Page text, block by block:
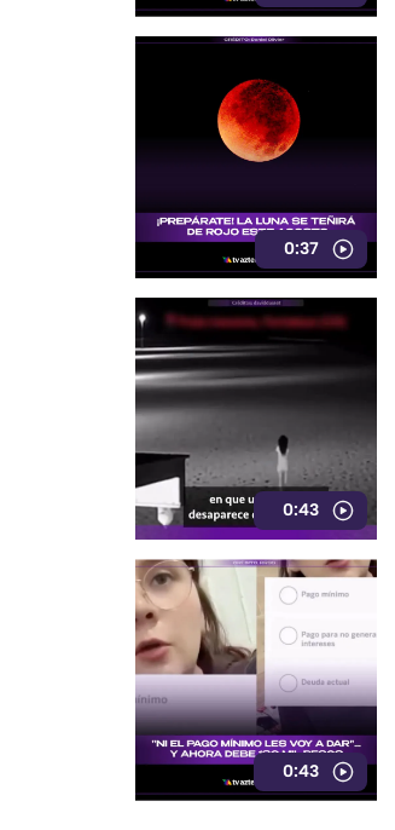
0:37
0:43
0:43